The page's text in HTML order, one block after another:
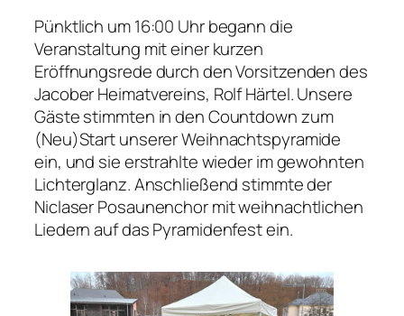
Pünktlich um 16:00 Uhr begann die
Veranstaltung mit einer kurzen
Eröffnungsrede durch den Vorsitzenden des
Jacober Heimatvereins, Rolf Härtel. Unsere
Gäste stimmten in den Countdown zum
(Neu)Start unserer Weihnachtspyramide
ein, und sie erstrahlte wieder im gewohnten
Lichterglanz. Anschließend stimmte der
Niclaser Posaunenchor mit weihnachtlichen
Liedern auf das Pyramidenfest ein.